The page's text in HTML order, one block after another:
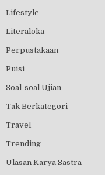
Lifestyle
Literaloka
Perpustakaan
Puisi
Soal-soal Ujian
Tak Berkategori
Travel
Trending
Ulasan Karya Sastra